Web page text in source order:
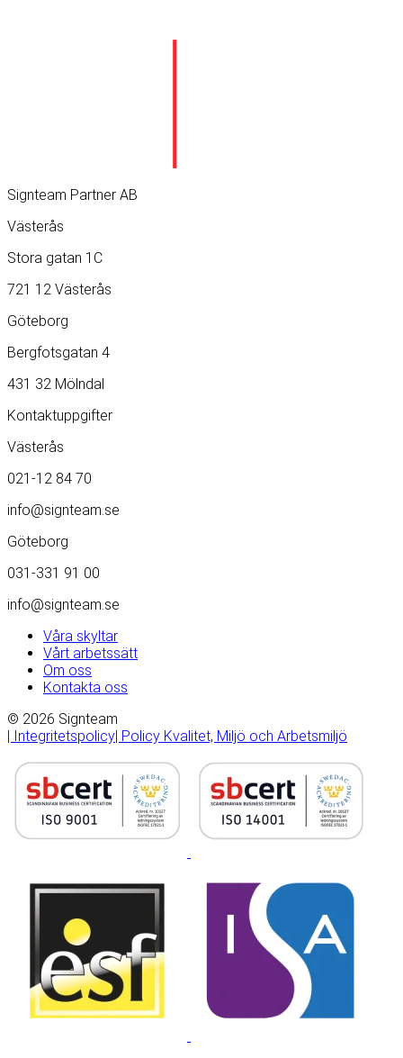
Signteam Partner AB
Västerås
Stora gatan 1C
721 12 Västerås
Göteborg
Bergfotsgatan 4
431 32 Mölndal
Kontaktuppgifter
Västerås
021-12 84 70
info@signteam.se
Göteborg
031-331 91 00
info@signteam.se
Våra skyltar
Vårt arbetssätt
Om oss
Kontakta oss
© 2026 Signteam
| Integritetspolicy| Policy Kvalitet, Miljö och Arbetsmiljö